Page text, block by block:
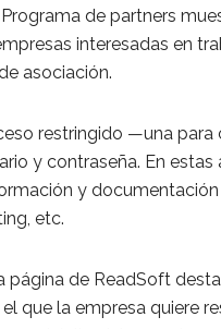
de partners
interesadas en
asociación.
restringido —una para
y contraseña. En estas
y documentación
etc.
página de ReadSoft
que la empresa quiere